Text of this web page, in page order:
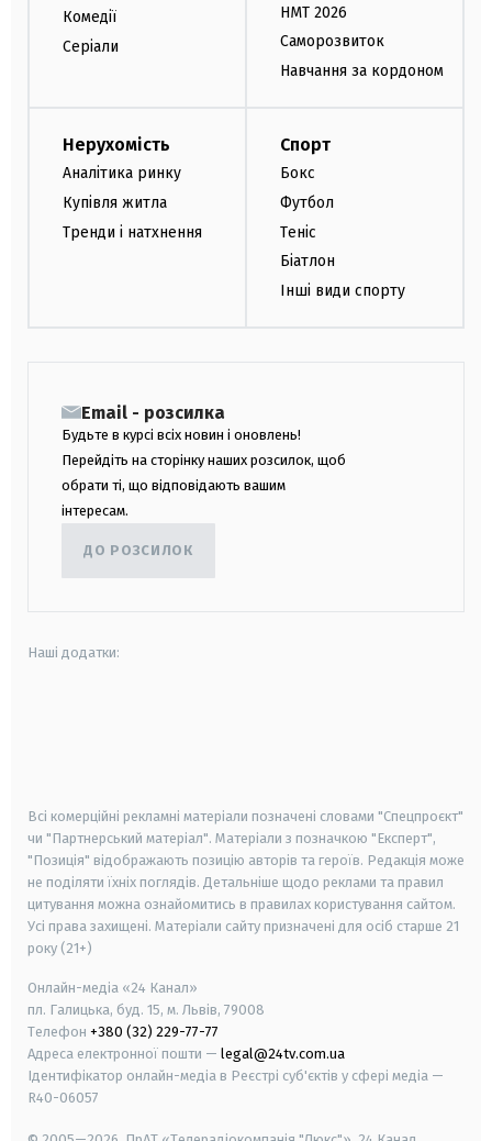
Комедії
Серіали
НМТ 2026
Саморозвиток
Навчання за кордоном
Нерухомість
Аналітика ринку
Купівля житла
Тренди і натхнення
Спорт
Бокс
Футбол
Теніс
Біатлон
Інші види спорту
Email - розсилка
Будьте в курсі всіх новин і оновлень!
Перейдіть на сторінку наших розсилок, щоб
обрати ті, що відповідають вашим
інтересам.
ДО РОЗСИЛОК
Наші додатки:
Всі комерційні рекламні матеріали позначені словами "Спецпроєкт"
чи "Партнерський матеріал". Матеріали з позначкою "Експерт",
"Позиція" відображають позицію авторів та героїв. Редакція може
не поділяти їхніх поглядів. Детальніше щодо реклами та правил
цитування можна ознайомитись в правилах користування сайтом.
Усі права захищені. Матеріали сайту призначені для осіб старше 21
року (21+)
Онлайн-медіа «24 Канал»
пл. Галицька, буд. 15, м. Львів, 79008
Телефон +380 (32) 229-77-77
Адреса електронної пошти — legal@24tv.com.ua
Ідентифікатор онлайн-медіа в Реєстрі суб'єктів у сфері медіа —
R40-06057